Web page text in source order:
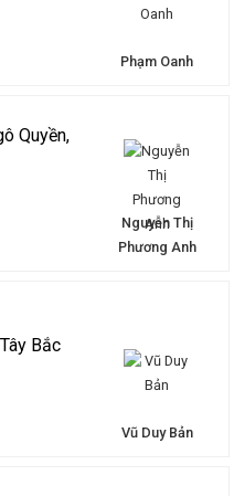
Phạm Oanh
Quyền,
Nguyễn Thị
Phương Anh
Bắc
Vũ Duy Bản